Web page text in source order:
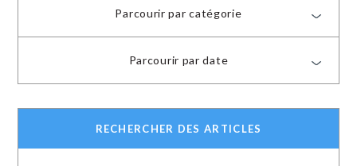
Parcourir par catégorie
Parcourir par date
RECHERCHER DES ARTICLES